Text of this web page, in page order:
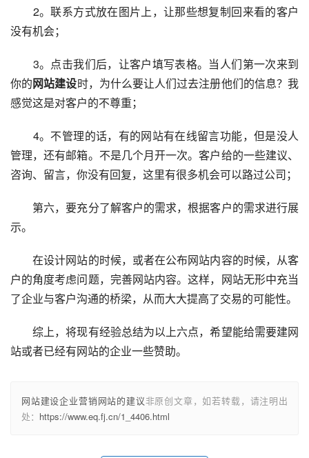
2。联系方式放在图片上，让那些想复制回来看的客户
没有机会；
3。点击我们后，让客户填写表格。当人们第一次来到
你的网站建设时，为什么要让人们过去注册他们的信息？我
感觉这是对客户的不尊重；
4。不管理的话，有的网站有在线留言功能，但是没人
管理，还有邮箱。不是几个月开一次。客户给的一些建议、
咨询、留言，你没有回复，这里有很多机会可以路过公司；
第六，要充分了解客户的需求，根据客户的需求进行展
示。
在设计网站的时候，或者在公布网站内容的时候，从客
户的角度考虑问题，完善网站内容。这样，网站无形中充当
了企业与客户沟通的桥梁，从而大大提高了交易的可能性。
综上，将现有经验总结为以上六点，希望能给需要建网
站或者已经有网站的企业一些赞助。
网站建设企业营销网站的建议非原创文章，如若转载，请注明出
处： https://www.eq.fj.cn/1_4406.html